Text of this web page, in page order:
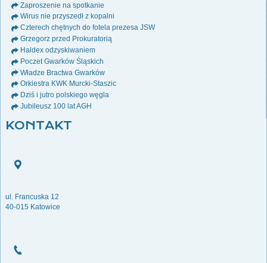
Zaproszenie na spotkanie
Wirus nie przyszedł z kopalni
Czterech chętnych do fotela prezesa JSW
Grzegorz przed Prokuratorią
Haldex odzyskiwaniem
Poczet Gwarków Śląskich
Władze Bractwa Gwarków
Orkiestra KWK Murcki-Staszic
Dziś i jutro polskiego węgla
Jubileusz 100 lat AGH
KONTAKT
ul. Francuska 12
40-015 Katowice